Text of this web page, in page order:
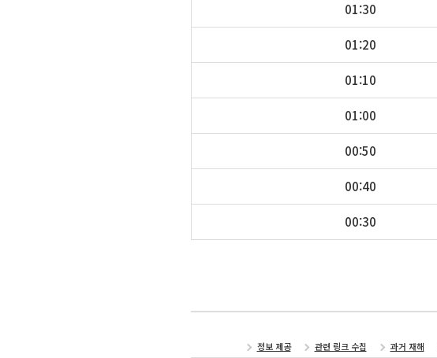
01:30
01:20
01:10
01:00
00:50
00:40
00:30
정보 제공 관련 링크 수집 과거 재해